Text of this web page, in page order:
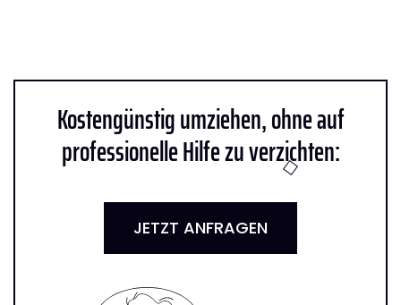
Kostengünstig umziehen, ohne auf
professionelle Hilfe zu verzichten:
JETZT ANFRAGEN